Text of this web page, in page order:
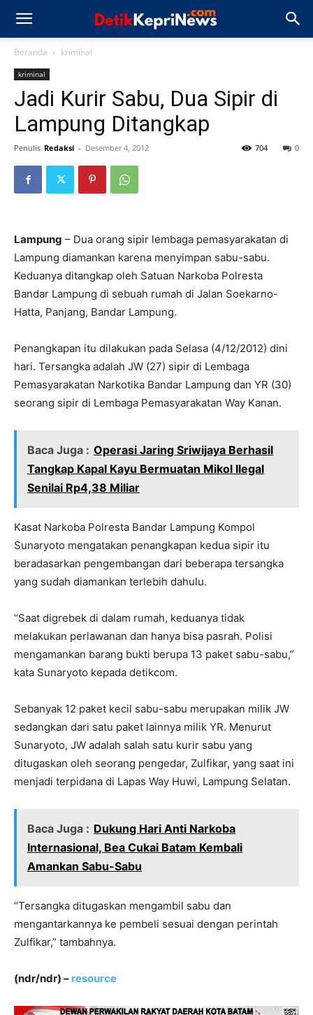
Beranda kriminal
kriminal
Jadi Kurir Sabu, Dua Sipir di
Lampung Ditangkap
Penulis Redaksi - Desember 4, 2012 0
704
Lampung – Dua orang sipir lembaga pemasyarakatan di
Lampung diamankan karena menyimpan sabu-sabu.
Keduanya ditangkap oleh Satuan Narkoba Polresta
Bandar Lampung di sebuah rumah di Jalan Soekarno-
Hatta, Panjang, Bandar Lampung.
Penangkapan itu dilakukan pada Selasa (4/12/2012) dini
hari. Tersangka adalah JW (27) sipir di Lembaga
Pemasyarakatan Narkotika Bandar Lampung dan YR (30)
seorang sipir di Lembaga Pemasyarakatan Way Kanan.
Baca Juga : Operasi Jaring Sriwijaya Berhasil
Tangkap Kapal Kayu Bermuatan Mikol Ilegal
Senilai Rp4,38 Miliar
Kasat Narkoba Polresta Bandar Lampung Kompol
Sunaryoto mengatakan penangkapan kedua sipir itu
beradasarkan pengembangan dari beberapa tersangka
yang sudah diamankan terlebih dahulu.
“Saat digrebek di dalam rumah, keduanya tidak
melakukan perlawanan dan hanya bisa pasrah. Polisi
mengamankan barang bukti berupa 13 paket sabu-sabu,”
kata Sunaryoto kepada detikcom.
Sebanyak 12 paket kecil sabu-sabu merupakan milik JW
sedangkan dari satu paket lainnya milik YR. Menurut
Sunaryoto, JW adalah salah satu kurir sabu yang
ditugaskan oleh seorang pengedar, Zulfikar, yang saat ini
menjadi terpidana di Lapas Way Huwi, Lampung Selatan.
Baca Juga : Dukung Hari Anti Narkoba
Internasional, Bea Cukai Batam Kembali
Amankan Sabu-Sabu
“Tersangka ditugaskan mengambil sabu dan
mengantarkannya ke pembeli sesuai dengan perintah
Zulfikar,” tambahnya.
(ndr/ndr) – resource